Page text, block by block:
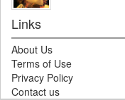
Links
About Us
Terms of Use
Privacy Policy
Contact us